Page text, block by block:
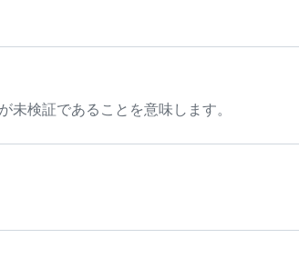
検証であることを意味します。